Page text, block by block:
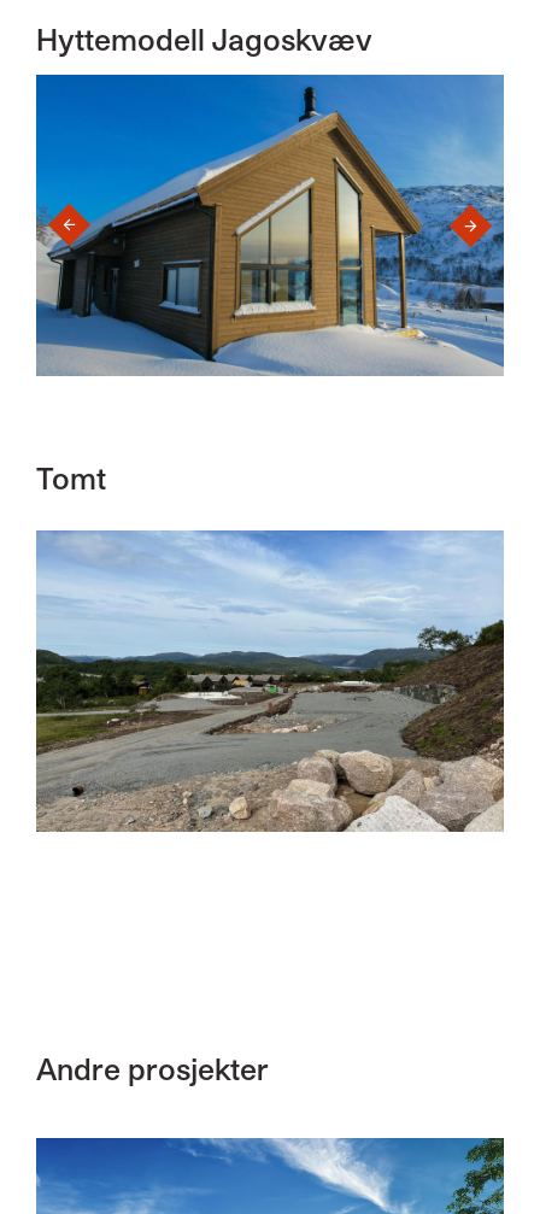
Hyttemodell Jagoskvæv
‹ ›
Tomt
Andre prosjekter